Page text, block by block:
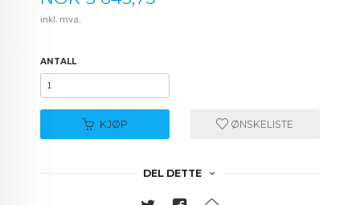
inkl. mva.
ANTALL
KJØP ØNSKELISTE
DEL DETTE